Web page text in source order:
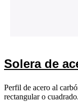
Solera de
Perfil de acero al
rectangular o cuadrado.